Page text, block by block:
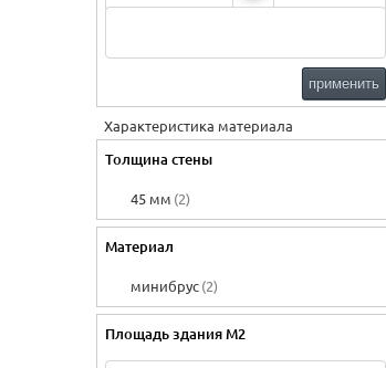
применить
Характеристика материала
Толщина стены
45 мм (2)
Материал
минибрус (2)
Площадь здания М2